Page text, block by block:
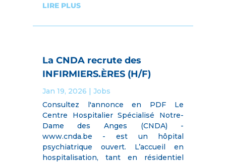
LIRE PLUS
La CNDA recrute des
INFIRMIERS.ÈRES (H/F)
Jan 19, 2026 | Jobs
Consultez l'annonce en PDF Le
Centre Hospitalier Spécialisé Notre-
Dame des Anges (CNDA) -
www.cnda.be - est un hôpital
psychiatrique ouvert. L’accueil en
hospitalisation, tant en résidentiel